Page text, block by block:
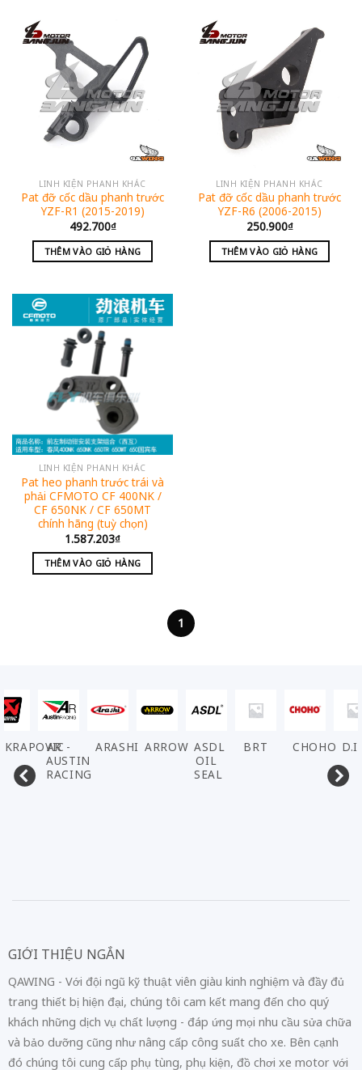
LINH KIỆN PHANH KHÁC
Pat đỡ cốc dầu phanh trước
YZF-R1 (2015-2019)
492.700₫
THÊM VÀO GIỎ HÀNG
LINH KIỆN PHANH KHÁC
Pat đỡ cốc dầu phanh trước
YZF-R6 (2006-2015)
250.900₫
THÊM VÀO GIỎ HÀNG
LINH KIỆN PHANH KHÁC
Pat heo phanh trước trái và
phải CFMOTO CF 400NK /
CF 650NK / CF 650MT
chính hãng (tuỳ chọn)
1.587.203₫
THÊM VÀO GIỎ HÀNG
1
AR -
AUSTIN
RACING
ARASHI ARROW ASDL
OIL
SEAL
BRT CHOHO D.I.D
GIỚI THIỆU NGẮN
QAWING - Với đội ngũ kỹ thuật viên giàu kinh nghiệm và đầy đủ
trang thiết bị hiện đại, chúng tôi cam kết mang đến cho quý
khách những dịch vụ chất lượng - đáp ứng mọi nhu cầu sửa chữa
và bảo dưỡng cũng như nâng cấp công suất cho xe. Bên cạnh
đó chúng tôi cung cấp phụ tùng, phụ kiện, đồ chơi xe motor với